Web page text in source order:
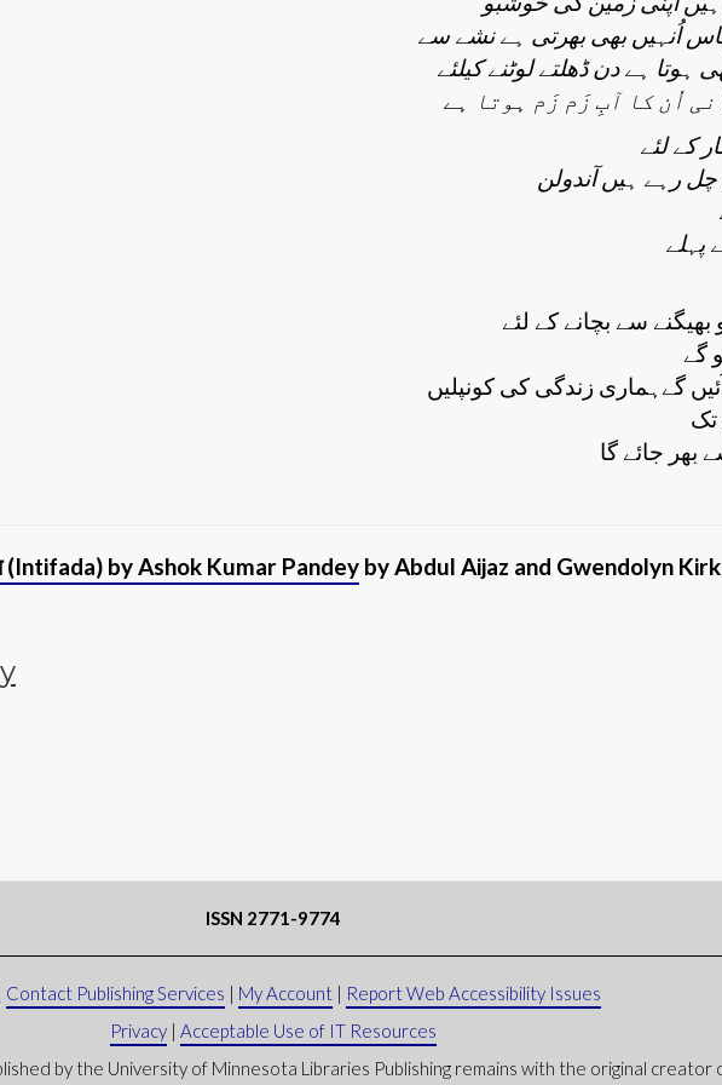
اُنہیں بھی بھرتی ہے نشے سے
ہوتا ہے دن ڈھلتے لوٹنے کیلئے
اُن کا آبِ زَم زَم ہوتا ہے
کے لئے
رہے ہیں آندولن
پہلے
سے بچانے کے لئے
گے
گےہماری زندگی کی کونپلیں
جائے گا
(Intifada) by Ashok Kumar Pandey by Abdul Aijaz and Gwendolyn Kirk
ISSN 2771-9774
Contact Publishing Services | My Account | Report Web Accessibility Issues
Privacy | Acceptable Use of IT Resources
by the University of Minnesota Libraries Publishing remains with the original creator